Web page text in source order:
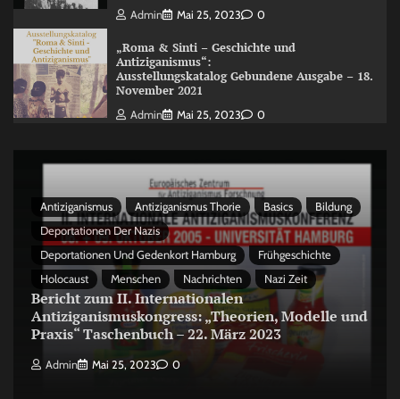
Admin Mai 25, 2023 0
„Roma & Sinti – Geschichte und
Antiziganismus“:
Ausstellungskatalog Gebundene Ausgabe – 18.
November 2021
Admin Mai 25, 2023 0
Antiziganismus Antiziganismus Thorie Basics
Bildung
Deportationen Der Nazis
Deportationen Und Gedenkort Hamburg
Frühgeschichte
Holocaust
Menschen Nachrichten Nazi Zeit
Bericht zum II. Internationalen
Antiziganismuskongress: „Theorien, Modelle und
Praxis“ Taschenbuch – 22. März 2023
Admin Mai 25, 2023 0